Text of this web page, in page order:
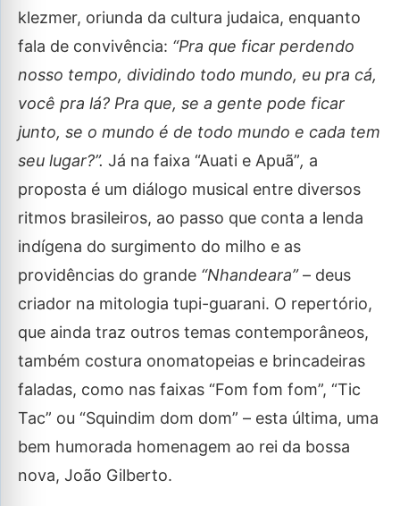
klezmer, oriunda da cultura judaica, enquanto
fala de convivência: “Pra que ficar perdendo
nosso tempo, dividindo todo mundo, eu pra cá,
você pra lá? Pra que, se a gente pode ficar
junto, se o mundo é de todo mundo e cada tem
seu lugar?”. Já na faixa “Auati e Apuã”, a
proposta é um diálogo musical entre diversos
ritmos brasileiros, ao passo que conta a lenda
indígena do surgimento do milho e as
providências do grande “Nhandeara”– deus
criador na mitologia tupi-guarani. O repertório,
que ainda traz outros temas contemporâneos,
também costura onomatopeias e brincadeiras
faladas, como nas faixas “Fom fom fom”, “Tic
Tac” ou “Squindim dom dom” – esta última, uma
bem humorada homenagem ao rei da bossa
nova, João Gilberto.